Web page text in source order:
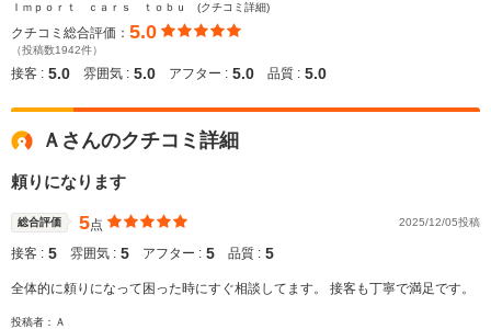
Ｉｍｐｏｒｔ ｃａｒｓ ｔｏｂｕ (クチコミ詳細)
クチコミ総合評価： 5.0
（投稿数1942件）
接客 : 5.0 雰囲気 : 5.0 アフター : 5.0 品質 : 5.0
Ａさんのクチコミ詳細
頼りになります
総合評価 5点 2025/12/05投稿
接客 : 5 雰囲気 : 5 アフター : 5 品質 : 5
全体的に頼りになって困った時にすぐ相談してます。 接客も丁寧で満足です。
投稿者：Ａ